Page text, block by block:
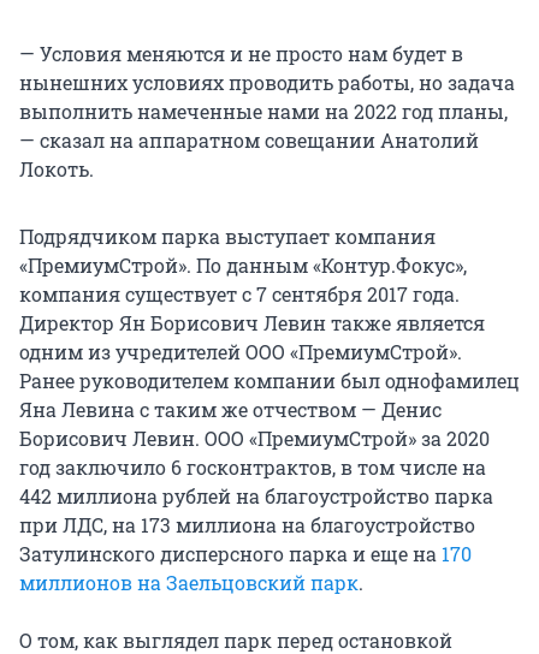
— Условия меняются и не просто нам будет в
нынешних условиях проводить работы, но задача
выполнить намеченные нами на 2022 год планы,
— сказал на аппаратном совещании Анатолий
Локоть.
Подрядчиком парка выступает компания
«ПремиумСтрой». По данным «Контур.Фокус»,
компания существует с 7 сентября 2017 года.
Директор Ян Борисович Левин также является
одним из учредителей ООО «ПремиумСтрой».
Ранее руководителем компании был однофамилец
Яна Левина с таким же отчеством — Денис
Борисович Левин. ООО «ПремиумСтрой» за 2020
год заключило 6 госконтрактов, в том числе на
442 миллиона рублей на благоустройство парка
при ЛДС, на 173 миллиона на благоустройство
Затулинского дисперсного парка и еще на 170
миллионов на Заельцовский парк.
О том, как выглядел парк перед остановкой